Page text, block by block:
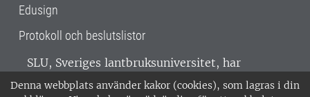
Denna webbplats använder kakor (cookies), som lagras i din
Edusign
Protokoll och beslutslistor
SLU, Sveriges lantbruksuniversitet, har
verksamhet över hela Sverige. Huvudorter är